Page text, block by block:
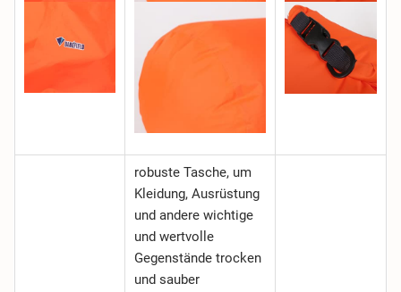
robuste Tasche, um
Kleidung, Ausrüstung
und andere wichtige
und wertvolle
Gegenstände trocken
und sauber